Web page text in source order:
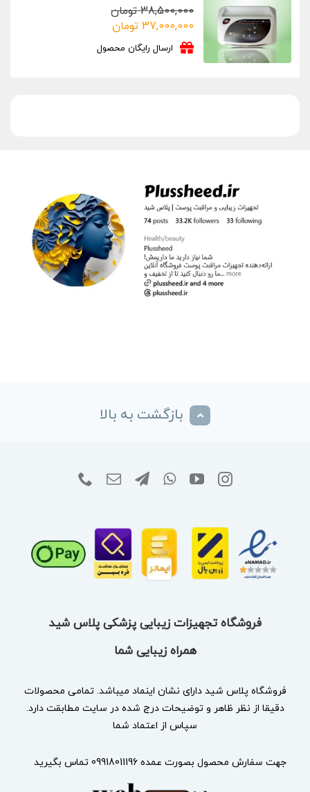
38,500,000 تومان
قیمت
اصلی:
38,500,000 تومان
37,000,000 تومان
قیمت
فعلی:
37,000,000 تومان.
ارسال رایگان محصول
بازگشت به بالا
فروشگاه تجهیزات زیبایی پزشکی پلاس شید
همراه زیبایی شما
فروشگاه پلاس شید دارای نشان اینماد میباشد. تمامی محصولات
دقیقا از نظر ظاهر و توضیحات درج شده در سایت مطابقت دارد.
سپاس از اعتماد شما
جهت سفارش محصول بصورت عمده 09918011196 تماس بگیرید